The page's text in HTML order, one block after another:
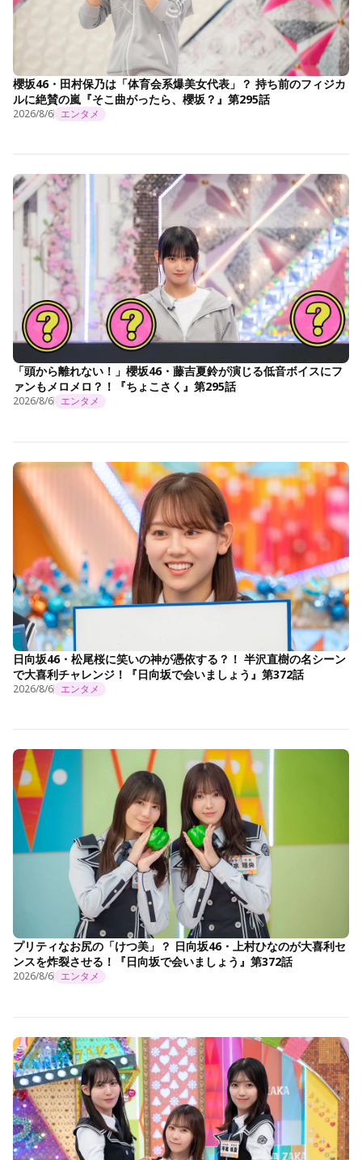
櫻坂46・田村保乃は「体育会系爆美女代表」？ 持ち前のフィジカ
ルに絶賛の嵐『そこ曲がったら、櫻坂？』第295話
2026/8/6 エンタメ
「頭から離れない！」櫻坂46・藤吉夏鈴が演じる低音ボイスにフ
ァンもメロメロ？！『ちょこさく』第295話
2026/8/6 エンタメ
日向坂46・松尾桜に笑いの神が憑依する？！ 半沢直樹の名シーン
で大喜利チャレンジ！『日向坂で会いましょう』第372話
2026/8/6 エンタメ
プリティなお尻の「けつ美」？ 日向坂46・上村ひなのが大喜利セ
ンスを炸裂させる！『日向坂で会いましょう』第372話
2026/8/6 エンタメ